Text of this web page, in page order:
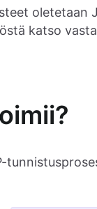
oletetaan
katso